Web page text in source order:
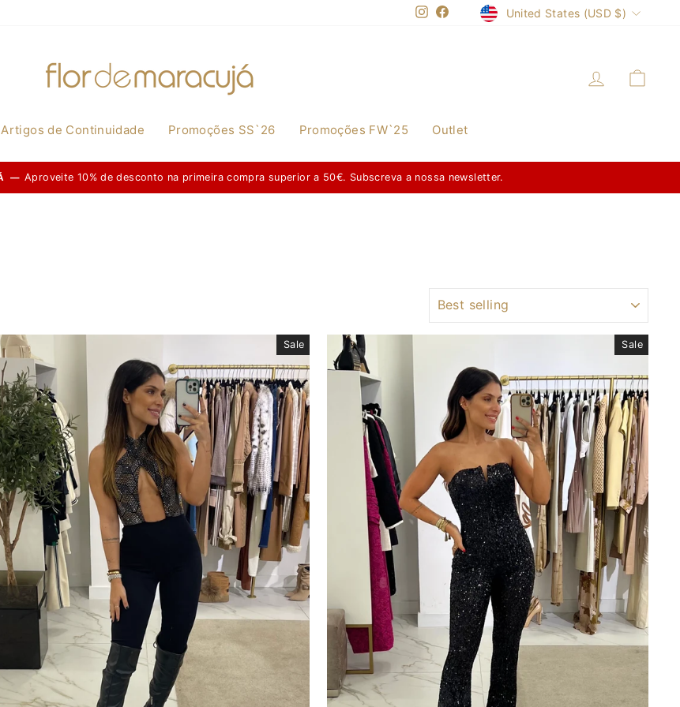
InstagramFacebookCurrency
United States (USD $)
Log in
Artigos de Continuidade Promoções SS`26 Promoções FW`25 Outlet
Pause
DESCONTOS IMPERDÍVEIS | Disponível na nossa página de 20/07/2026 a 20/09/2026
TORNE-SE MEMBRO E RECEBA 10% DE
DESCONTO NA NOVA COLEÇÃO
Junte-se à Flor de Maracujá e
aproveite:
🎁 10% de desconto na primeira
compra superior a 50€ nos artigos
de nova coleção
✨ Acesso antecipado a novas
coleções
💌 Ofertas e campanhas
exclusivas
"Close
(esc)"
Sale Sale